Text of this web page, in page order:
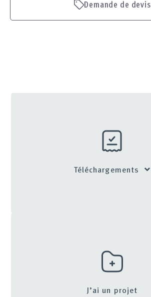
Demande de devis
Téléchargements
J’ai un projet